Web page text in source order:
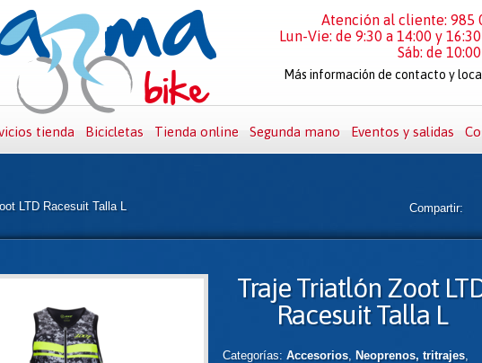
tienda Bicicletas Tienda online Segunda mano Eventos y salidas
LTD Racesuit Talla L
Compartir:
Traje Triatlón Zoot
Racesuit Talla L
Categorías: Accesorios, Neoprenos, tritrajes,
Atención al cliente: 985
Lun-Vie: de 9:30 a 14:00 y
Sáb: de
Más información de contacto y